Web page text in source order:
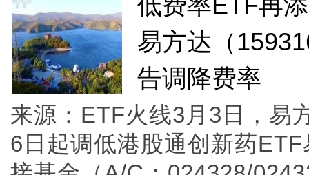
低费率ETF再
易方达（
告调降费率
来源：ETF火线3月3日，易
6日起调低港股通创新药